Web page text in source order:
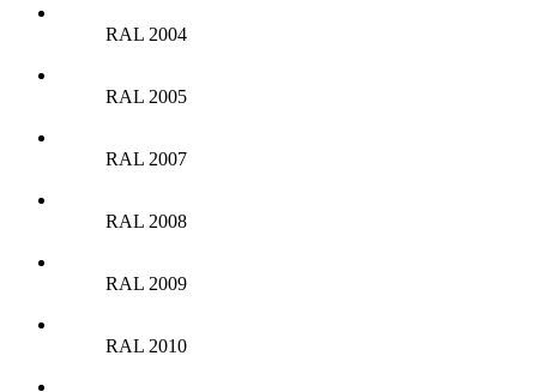
RAL 2004
RAL 2005
RAL 2007
RAL 2008
RAL 2009
RAL 2010